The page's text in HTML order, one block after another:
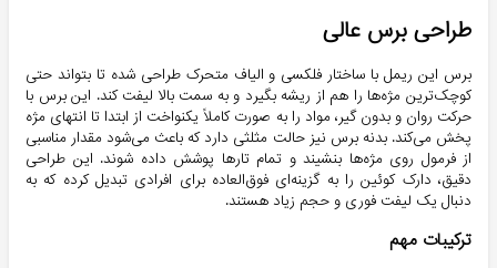
طراحی برس عالی
برس این ریمل با ساختار فلکسی و الیاف متحرک طراحی شده تا بتواند حتی
کوچک‌ترین مژه‌ها را هم از ریشه بگیرد و به سمت بالا لیفت کند. این برس با
حرکت روان و بدون گیر، مواد را به صورت کاملاً یکنواخت از ابتدا تا انتهای مژه
پخش می‌کند. بدنه برس نیز حالت مثلثی دارد که باعث می‌شود مقدار مناسبی
از فرمول روی مژه‌ها بنشیند و تمام تارها پوشش داده شوند. این طراحی
دقیق، دارک کوئین را به گزینه‌ای فوق‌العاده برای افرادی تبدیل کرده که به
دنبال یک لیفت فوری و حجم زیاد هستند.
ترکیبات مهم